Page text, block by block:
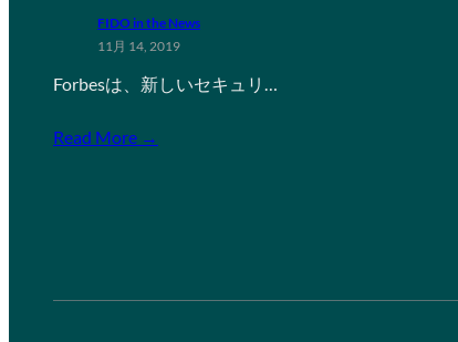
FIDO in the News
11月 14, 2019
Forbesは、新しいセキュリ…
Read More →